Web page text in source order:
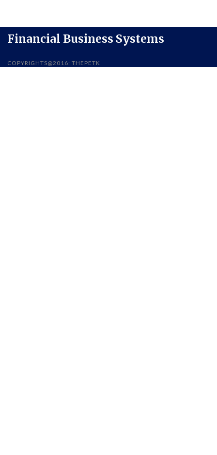
Financial Business Systems
COPYRIGHTS@2016: THEPETK